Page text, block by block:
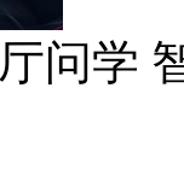
问学